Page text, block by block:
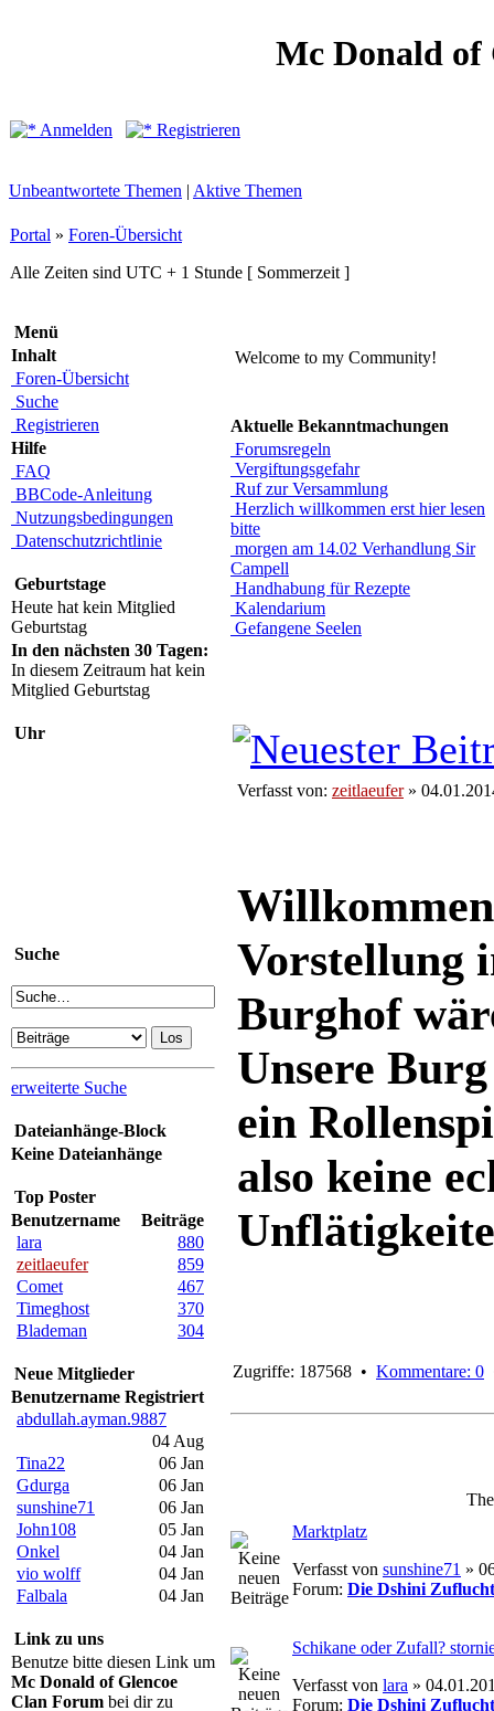
Mc Donald of
Anmelden Registrieren
Unbeantwortete Themen | Aktive Themen
Portal » Foren-Übersicht
Alle Zeiten sind UTC + 1 Stunde [ Sommerzeit ]
Menü
Inhalt
Foren-Übersicht
Suche
Registrieren
Hilfe
FAQ
BBCode-Anleitung
Nutzungsbedingungen
Datenschutzrichtlinie
Geburtstage
Heute hat kein Mitglied
Geburtstag
In den nächsten 30 Tagen:
In diesem Zeitraum hat kein
Mitglied Geburtstag
Uhr
Suche
erweiterte Suche
Dateianhänge-Block
Keine Dateianhänge
Top Poster
Benutzername
Beiträge
lara
880
zeitlaeufer
859
Comet
467
Timeghost
370
Blademan
304
Neue Mitglieder
Benutzername Registriert
abdullah.ayman.9887
04 Aug
Tina22
06 Jan
Gdurga
06 Jan
sunshine71
06 Jan
John108
05 Jan
Onkel
04 Jan
vio wolff
04 Jan
Falbala
04 Jan
Link zu uns
Benutze bitte diesen Link um
Mc Donald of Glencoe
Clan Forum bei dir zu
Welcome to my Community!
Aktuelle Bekanntmachungen
Forumsregeln
Vergiftungsgefahr
Ruf zur Versammlung
Herzlich willkommen erst hier lesen
bitte
morgen am 14.02 Verhandlung Sir
Campell
Handhabung für Rezepte
Kalendarium
Gefangene Seelen
Verfasst von: zeitlaeufer»
Vorstellung
Burghof
Unsere
ein
also keine
Zugriffe: 187568 • Kommentare: 0
Marktplatz
Verfasst von sunshine71 »
Forum: Die Dshini Zuflucht
Schikane oder Zufall?
Verfasst von lara »
Forum: Die Dshini Zuflucht